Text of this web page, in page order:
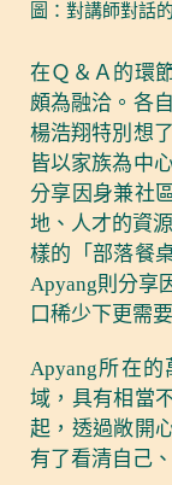
圖：對講師對話
在Ｑ＆Ａ的環
頗為融洽。各
楊浩翔特別想
皆以家族為中
分享因身兼社
地、人才的資
樣的「部落餐
Apyang則分享
口稀少下更需
Apyang所在
域，具有相當
起，透過敞開
有了看清自己